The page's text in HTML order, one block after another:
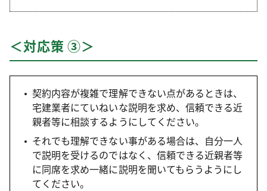
＜対応策 ③＞
契約内容が複雑で理解できない点があるときは、
宅建業者にていねいな説明を求め、信頼できる近
親者等に相談するようにしてください。
それでも理解できない事がある場合は、自分一人
で説明を受けるのではなく、信頼できる近親者等
に同席を求め一緒に説明を聞いてもらうようにし
てください。